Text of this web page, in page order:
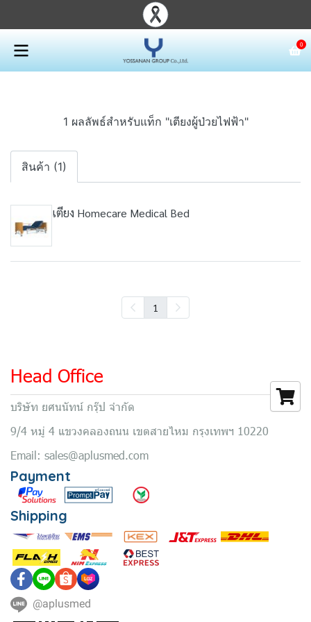
0
1 ผลลัพธ์สำหรับแท็ก "เตียงผู้ป่วยไฟฟ้า"
สินค้า (1)
เตียง Homecare Medical Bed
1
Head Office
บริษัท ยศนนัทน์ กรุ๊ป จำกัด
9/4 หมู่ 4 แขวงคลองถนน เขตสายไหม กรุงเทพฯ 10220
Email: sales@aplusmed.com
Payment
Shipping
@aplusmed